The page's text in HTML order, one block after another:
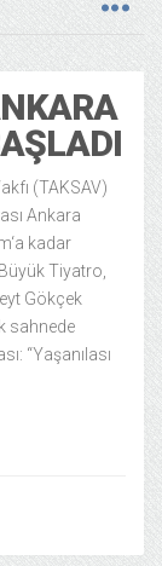
(TAKSAV)
Ankara
kadar
Tiyatro,
Gökçek
sahnede
“Yaşanılası